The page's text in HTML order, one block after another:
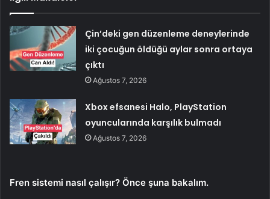
Çin’deki gen düzenleme deneylerinde
iki çocuğun öldüğü aylar sonra ortaya
çıktı
Ağustos 7, 2026
Xbox efsanesi Halo, PlayStation
oyuncularında karşılık bulmadı
Ağustos 7, 2026
Fren sistemi nasıl çalışır? Önce şuna bakalım.